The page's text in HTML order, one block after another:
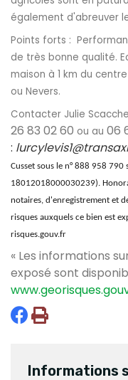
également d'abreuver
Points forts :
de très bonne qualité.
maison à 1 km du
ou Nevers.
Contacter Julie
26 83 02 60 ou au 06
:
Cusset sous le n° 888 958
18012018000030239).
notaires, d'enregistrement et
risques auxquels ce bien est
risques.gouv.fr
« Les informations
exposé sont
Informations